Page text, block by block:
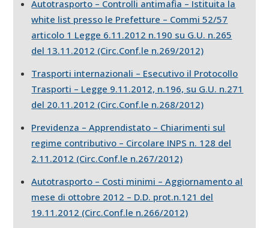
Autotrasporto – Controlli antimafia – Istituita la
white list presso le Prefetture – Commi 52/57
articolo 1 Legge 6.11.2012 n.190 su G.U. n.265
del 13.11.2012 (Circ.Conf.le n.269/2012)
Trasporti internazionali – Esecutivo il Protocollo
Trasporti – Legge 9.11.2012, n.196, su G.U. n.271
del 20.11.2012 (Circ.Conf.le n.268/2012)
Previdenza – Apprendistato – Chiarimenti sul
regime contributivo – Circolare INPS n. 128 del
2.11.2012 (Circ.Conf.le n.267/2012)
Autotrasporto – Costi minimi – Aggiornamento al
mese di ottobre 2012 – D.D. prot.n.121 del
19.11.2012 (Circ.Conf.le n.266/2012)